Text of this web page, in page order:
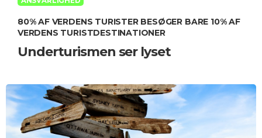
80% AF VERDENS TURISTER BESØGER BARE 10% AF
VERDENS TURISTDESTINATIONER
Underturismen ser lyset